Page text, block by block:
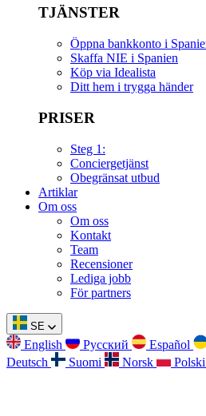
TJÄNSTER
Öppna bankkonto i
Skaffa NIE i Spanien
Köp via Idealista
Ditt hem i trygga händer
PRISER
Steg 1:
Conciergetjänst
Obegränsat utbud
Artiklar
Om oss
Om oss
Kontakt
Team
Recensioner
Lediga jobb
För partners
SE
English Русский Español
Deutsch
Suomi Norsk Polski